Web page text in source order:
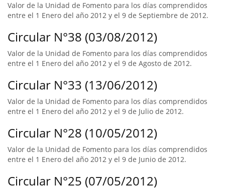
Valor de la Unidad de Fomento para los días comprendidos
entre el 1 Enero del año 2012 y el 9 de Septiembre de 2012.
Circular N°38 (03/08/2012)
Valor de la Unidad de Fomento para los días comprendidos
entre el 1 Enero del año 2012 y el 9 de Agosto de 2012.
Circular N°33 (13/06/2012)
Valor de la Unidad de Fomento para los días comprendidos
entre el 1 Enero del año 2012 y el 9 de Julio de 2012.
Circular N°28 (10/05/2012)
Valor de la Unidad de Fomento para los días comprendidos
entre el 1 Enero del año 2012 y el 9 de Junio de 2012.
Circular N°25 (07/05/2012)